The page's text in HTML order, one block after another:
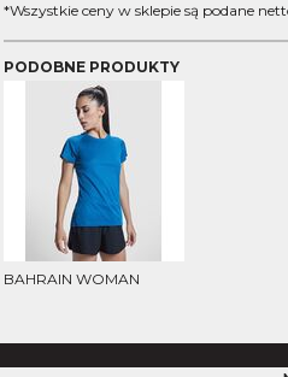
*Wszystkie ceny w sklepie są podane
PODOBNE PRODUKTY
BAHRAIN WOMAN